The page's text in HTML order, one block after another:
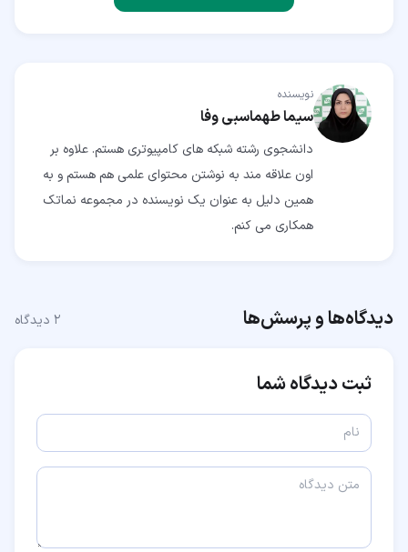
نویسنده
سیما طهماسبی وفا
دانشجوی رشته شبکه های کامپیوتری هستم. علاوه بر
اون علاقه مند به نوشتن محتوای علمی هم هستم و به
همین دلیل به عنوان یک نویسنده در مجموعه نماتک
همکاری می کنم.
دیدگاه‌ها و پرسش‌ها ۲ دیدگاه
ثبت دیدگاه شما